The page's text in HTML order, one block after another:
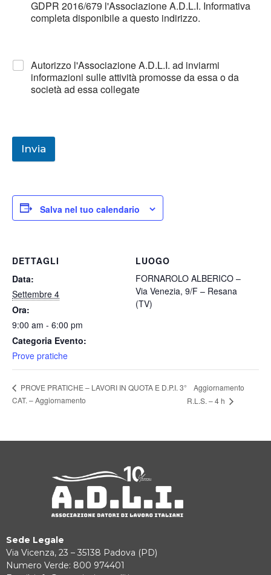
GDPR 2016/679 l'Associazione A.D.L.I. Informativa
completa disponibile a questo indirizzo.
Autorizzo l'Associazione A.D.L.I. ad inviarmi
informazioni sulle attività promosse da essa o da
società ad essa collegate
Invia
Salva nel tuo calendario
DETTAGLI
Data:
Settembre 4
Ora:
9:00 am - 6:00 pm
Categoria Evento:
Prove pratiche
LUOGO
FORNAROLO ALBERICO –
Via Venezia, 9/F – Resana
(TV)
PROVE PRATICHE – LAVORI IN QUOTA E D.P.I. 3°
CAT. – Aggiornamento
Aggiornamento
R.L.S. – 4 h
Sede Legale
Via Vicenza, 23 – 35138 Padova (PD)
Numero Verde: 800 974401